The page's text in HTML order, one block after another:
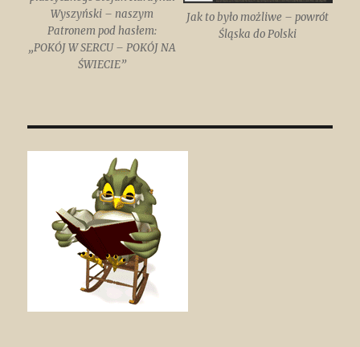
Wyszyński – naszym
Patronem pod hasłem:
„POKÓJ W SERCU – POKÓJ NA
ŚWIECIE”
Jak to było możliwe – powrót
Śląska do Polski